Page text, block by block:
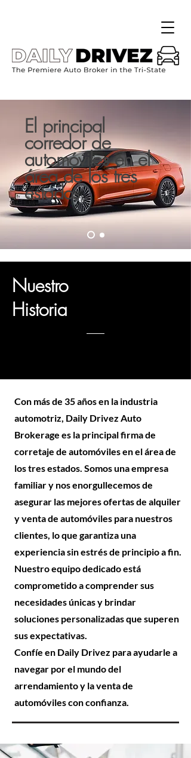
El principal
corredor de
automóviles en el
área de los tres
estados
Nuestro
Historia
Con más de 35 años en la industria
automotriz, Daily Drivez Auto
Brokerage es la principal firma de
corretaje de automóviles en el área de
los tres estados. Somos una empresa
familiar y nos enorgullecemos de
asegurar las mejores ofertas de alquiler
y venta de automóviles para nuestros
clientes, lo que garantiza una
experiencia sin estrés de principio a fin.
Nuestro equipo dedicado está
comprometido a comprender sus
necesidades únicas y brindar
soluciones personalizadas que superen
sus expectativas.
Confíe en Daily Drivez para ayudarle a
navegar por el mundo del
arrendamiento y la venta de
automóviles con confianza.